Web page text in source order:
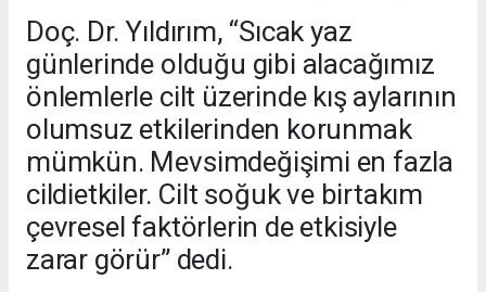
Doç. Dr. Yıldırım, “Sıcak yaz
günlerinde olduğu gibi alacağımız
önlemlerle cilt üzerinde kış aylarının
olumsuz etkilerinden korunmak
mümkün. Mevsimdeğişimi en fazla
cildietkiler. Cilt soğuk ve birtakım
çevresel faktörlerin de etkisiyle
zarar görür” dedi.